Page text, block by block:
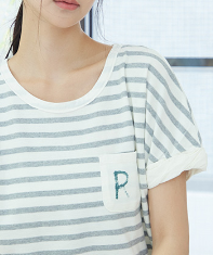
事先徵得法定代理人或監護人之同意
若未經同意申辦者引起之損失，本
後付」時，將依據個別帳號之用戶
額度；若仍有額度不足之情形，本
。
帳號或使用他人資訊註冊。若發現
將有權停止該用戶之使用額度並採